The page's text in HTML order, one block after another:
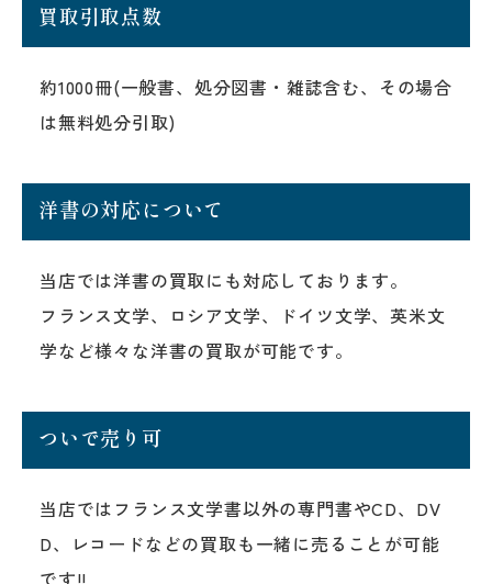
買取引取点数
約1000冊(一般書、処分図書・雑誌含む、その場合
は無料処分引取)
洋書の対応について
当店では洋書の買取にも対応しております。
フランス文学、ロシア文学、ドイツ文学、英米文
学など様々な洋書の買取が可能です。
ついで売り可
当店ではフランス文学書以外の専門書やCD、DV
D、レコードなどの買取も一緒に売ることが可能
です!!